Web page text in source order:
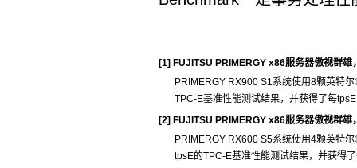
[1] FUJITSU PRIMERGY x86服务器傲视群雄
PRIMERGY RX900 S1系统使用8颗英特
TPC-E基准性能测试结果，并获得了每
[2] FUJITSU PRIMERGY x86服务器傲视群雄
PRIMERGY RX600 S5系统使用4颗英特
tpsE的TPC-E基准性能测试结果，并获得